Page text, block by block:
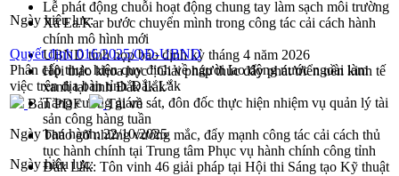
Lễ phát động chuỗi hoạt động chung tay làm sạch môi trường
Xã Ea Kar bước chuyển mình trong công tác cải cách hành
chính mô hình mới
UBND tỉnh họp báo định kỳ tháng 4 năm 2026
Hội thảo khoa học “Giải pháp thúc đẩy phát triển nền kinh tế
xanh tại tỉnh Đắk Lắk”
Tăng cường giám sát, đôn đốc thực hiện nhiệm vụ quản lý tài
sản công hàng tuần
Tháo gỡ những vướng mắc, đẩy mạnh công tác cải cách thủ
tục hành chính tại Trung tâm Phục vụ hành chính công tỉnh
Đắk Lắk: Tôn vinh 46 giải pháp tại Hội thi Sáng tạo Kỹ thuật
Ngày hiệu lực:
Quyết định 016/2025/QĐ-UBND
Phân cấp thực hiện quy định về người lao động nước ngoài làm
việc trên địa bàn tỉnh Đắk Lắk
Bản PDF
Tải về
Ngày ban hành:22/10/2025
Ngày hiệu lực: